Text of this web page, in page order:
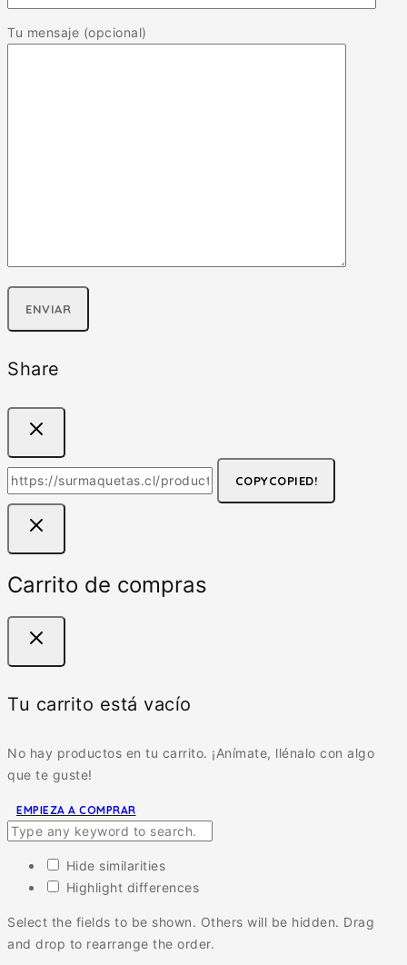
Tu mensaje (opcional)
Share
COPYCOPIED!
Carrito de compras
Tu carrito está vacío
No hay productos en tu carrito. ¡Anímate, llénalo con algo
que te guste!
EMPIEZA A COMPRAR
Hide similarities
Highlight differences
Select the fields to be shown. Others will be hidden. Drag
and drop to rearrange the order.